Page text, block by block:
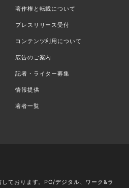
著作権と転載について
プレスリリース受付
コンテンツ利用について
広告のご案内
記者・ライター募集
情報提供
著者一覧
ております。PC/デジタル、ワーク&ラ